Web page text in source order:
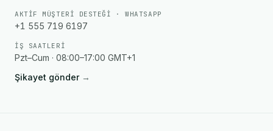
AKTIF MÜŞTERI DESTEĞI · WHATSAPP
+1 555 719 6197
İŞ SAATLERI
Pzt–Cum · 08:00–17:00 GMT+1
Şikayet gönder →